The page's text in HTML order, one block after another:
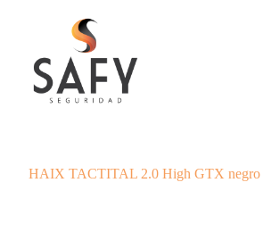
HAIX TACTITAL 2.0 High GTX negro